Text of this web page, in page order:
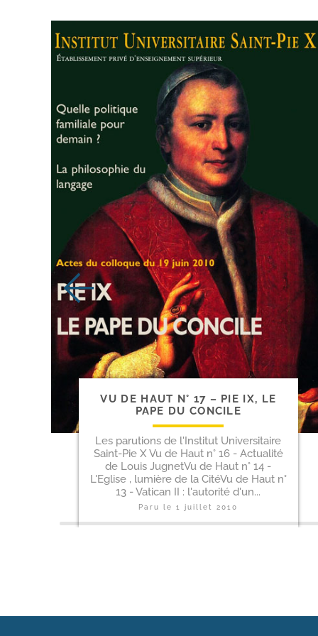
VU DE HAUT N° 17 – PIE IX, LE
PAPE DU CONCILE
Les parutions de l'Institut Universitaire
Saint-Pie X Vu de Haut n° 16 - Actualité
de Louis JugnetVu de Haut n° 14 -
L'Eglise , lumière de la CitéVu de Haut n°
13 - Vatican II : l'autorité d'un...
Paru le1 juillet 2010